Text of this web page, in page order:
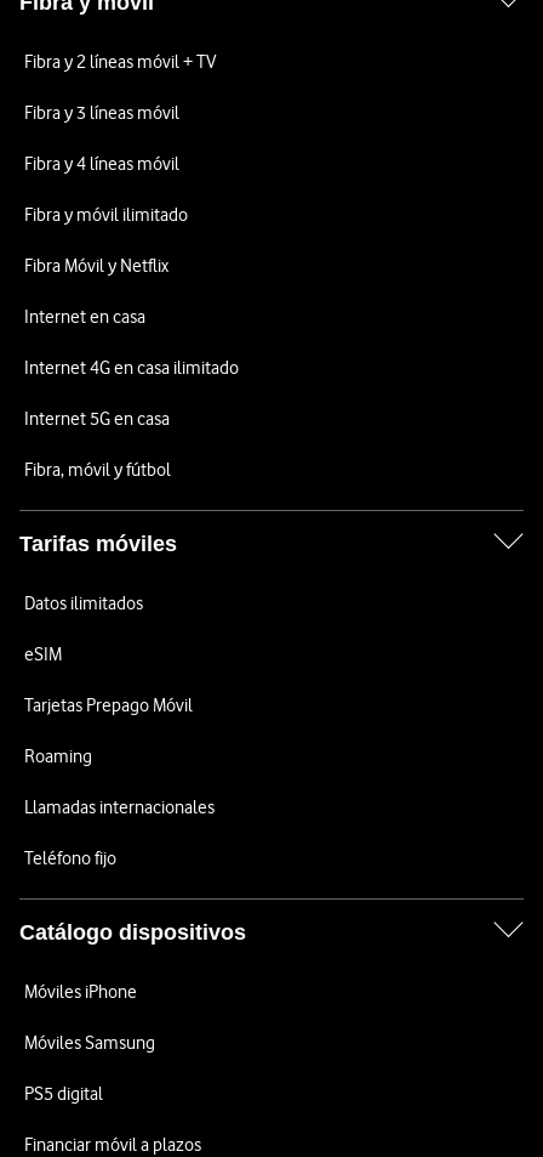
Fibra y 2 líneas móvil + TV
Fibra y 3 líneas móvil
Fibra y 4 líneas móvil
Fibra y móvil ilimitado
Fibra Móvil y Netflix
Internet en casa
Internet 4G en casa ilimitado
Internet 5G en casa
Fibra, móvil y fútbol
Tarifas móviles
Datos ilimitados
eSIM
Tarjetas Prepago Móvil
Roaming
Llamadas internacionales
Teléfono fijo
Catálogo dispositivos
Móviles iPhone
Móviles Samsung
PS5 digital
Financiar móvil a plazos